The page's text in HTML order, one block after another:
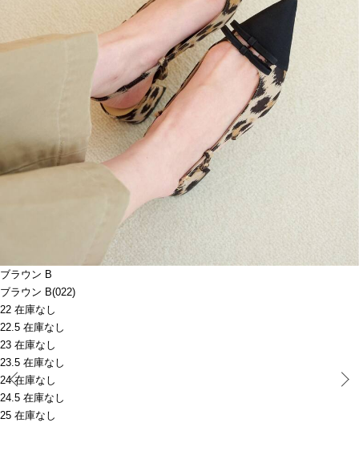
ブラウン B
ブラウン B(022)
22 在庫なし
22.5 在庫なし
23 在庫なし
23.5 在庫なし
24 在庫なし
24.5 在庫なし
25 在庫なし
Prev